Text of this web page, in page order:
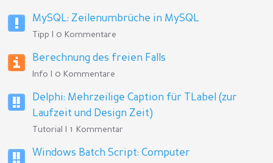
MySQL: Zeilenumbrüche in MySQL
Tipp | 0 Kommentare
Berechnung des freien Falls
Info | 0 Kommentare
Delphi: Mehrzeilige Caption für TLabel (zur
Laufzeit und Design Zeit)
Tutorial | 1 Kommentar
Windows Batch Script: Computer